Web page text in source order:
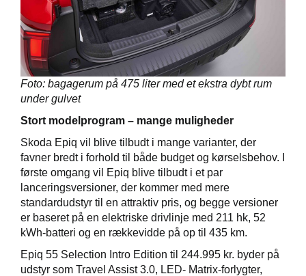
Foto: bagagerum på 475 liter med et ekstra dybt rum
under gulvet
Stort modelprogram – mange muligheder
Skoda Epiq vil blive tilbudt i mange varianter, der
favner bredt i forhold til både budget og kørselsbehov. I
første omgang vil Epiq blive tilbudt i et par
lanceringsversioner, der kommer med mere
standardudstyr til en attraktiv pris, og begge versioner
er baseret på en elektriske drivlinje med 211 hk, 52
kWh-batteri og en rækkevidde på op til 435 km.
Epiq 55 Selection Intro Edition til 244.995 kr. byder på
udstyr som Travel Assist 3.0, LED- Matrix-forlygter,